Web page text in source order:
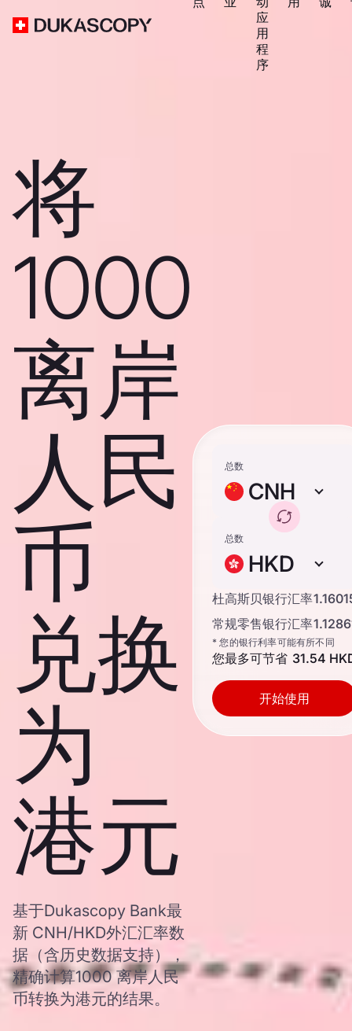
应
用
程
序
将
1000
离岸
人民
币
兑换
为
港元
基于Dukascopy Bank最
新 CNH/HKD外汇汇率数
据（含历史数据支持），
精确计算1000 离岸人民
币转换为港元的结果。
总数
CNH
总数
HKD
杜高斯贝银行汇率
常规零售银行汇率
* 您的银行利率可能有所不同
您最多可节省 31.54
开始使用